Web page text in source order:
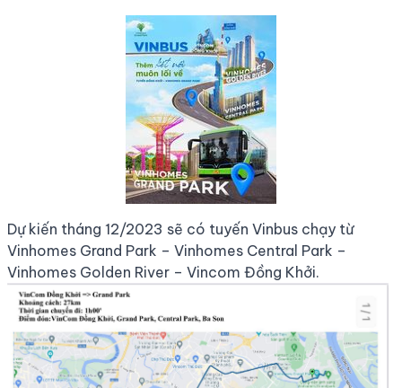
Dự kiến tháng 12/2023 sẽ có tuyến Vinbus chạy từ
Vinhomes Grand Park – Vinhomes Central Park –
Vinhomes Golden River – Vincom Đồng Khởi.